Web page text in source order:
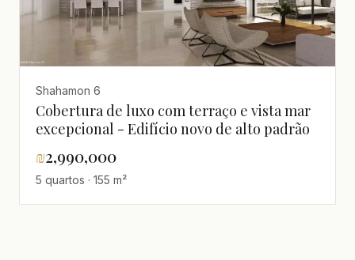
Shahamon 6
Cobertura de luxo com terraço e vista mar
excepcional - Edifício novo de alto padrão
₪2,990,000
5 quartos · 155 m²